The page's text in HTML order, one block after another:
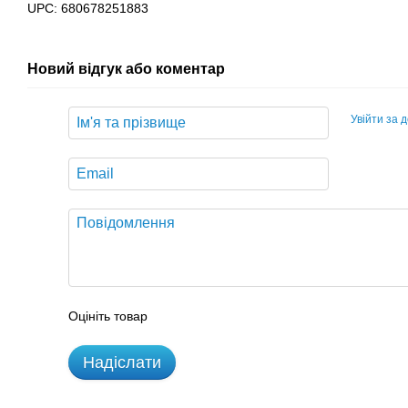
UPC: 680678251883
Новий відгук або коментар
Увійти за
Оцініть товар
Надіслати